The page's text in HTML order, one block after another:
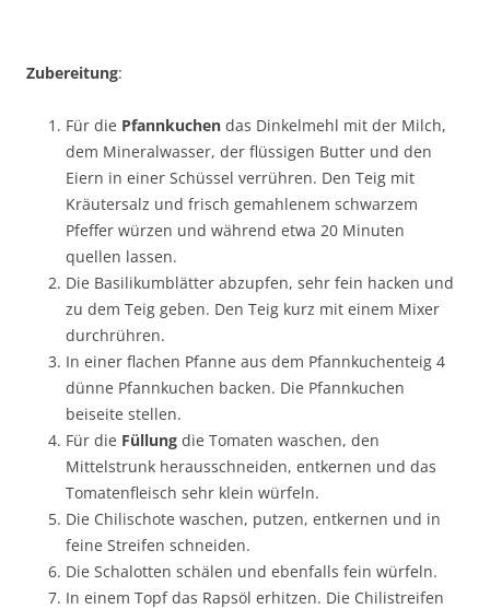
Zubereitung:
Für die Pfannkuchen das Dinkelmehl mit der Milch,
dem Mineralwasser, der flüssigen Butter und den
Eiern in einer Schüssel verrühren. Den Teig mit
Kräutersalz und frisch gemahlenem schwarzem
Pfeffer würzen und während etwa 20 Minuten
quellen lassen.
Die Basilikumblätter abzupfen, sehr fein hacken und
zu dem Teig geben. Den Teig kurz mit einem Mixer
durchrühren.
In einer flachen Pfanne aus dem Pfannkuchenteig 4
dünne Pfannkuchen backen. Die Pfannkuchen
beiseite stellen.
Für die Füllung die Tomaten waschen, den
Mittelstrunk herausschneiden, entkernen und das
Tomatenfleisch sehr klein würfeln.
Die Chilischote waschen, putzen, entkernen und in
feine Streifen schneiden.
Die Schalotten schälen und ebenfalls fein würfeln.
In einem Topf das Rapsöl erhitzen. Die Chilistreifen